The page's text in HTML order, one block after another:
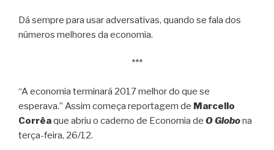
Dá sempre para usar adversativas, quando se fala dos
números melhores da economia.
***
“A economia terminará 2017 melhor do que se
esperava.” Assim começa reportagem de Marcello
Corrêaque abriu o caderno de Economia de O Globona
terça-feira, 26/12.